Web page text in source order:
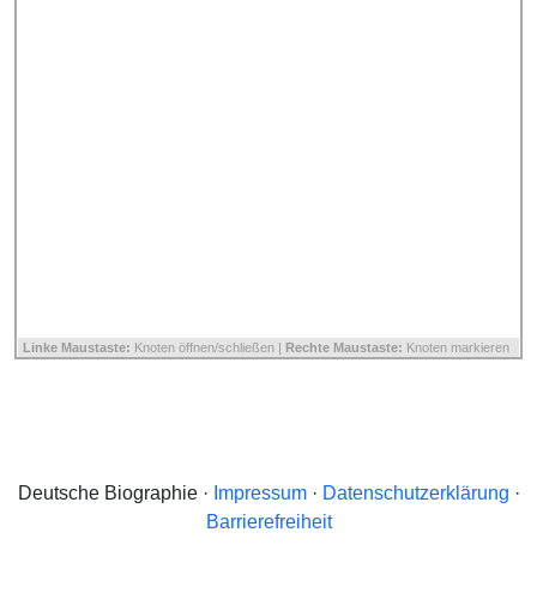
Linke Maustaste: Knoten öffnen/schließen | Rechte Maustaste: Knoten markieren
Deutsche Biographie · Impressum· Datenschutzerklärung ·
Barrierefreiheit